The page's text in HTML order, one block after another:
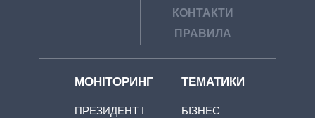
КОНТАКТИ
ПРАВИЛА
МОНІТОРИНГ
ПРЕЗИДЕНТ І
ТЕМАТИКИ
БІЗНЕС